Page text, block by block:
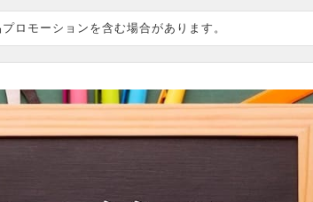
ロモーションを含む場合があります。